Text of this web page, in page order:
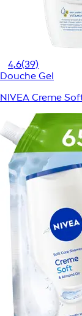
4,6(39)
Douche Gel
NIVEA Creme